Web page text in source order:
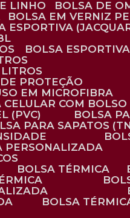
LINHO BOLSA DE
BOLSA EM VERNIZ
ESPORTIVA
BOLSA
PROTEÇÃO
EM MICROFIBRA
CELULAR COM
(PVC)
BOLSA
PARA SAPATOS
PERSONALIZADA
BOLSA TÉRMICA
BOLSA